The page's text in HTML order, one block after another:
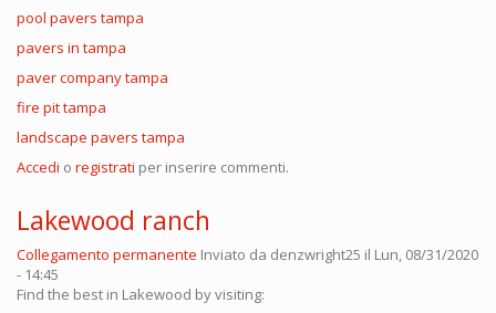
pool pavers tampa
pavers in tampa
paver company tampa
fire pit tampa
landscape pavers tampa
Accedi o registrati per inserire commenti.
Lakewood ranch
Collegamento permanente Inviato da denzwright25 il Lun, 08/31/2020
- 14:45
Find the best in Lakewood by visiting: